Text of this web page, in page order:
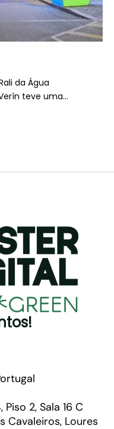
da Água
teve uma
Poster Digital. Todo o
em Chaves,
2, Sala 16 C
Cavaleiros, Loures